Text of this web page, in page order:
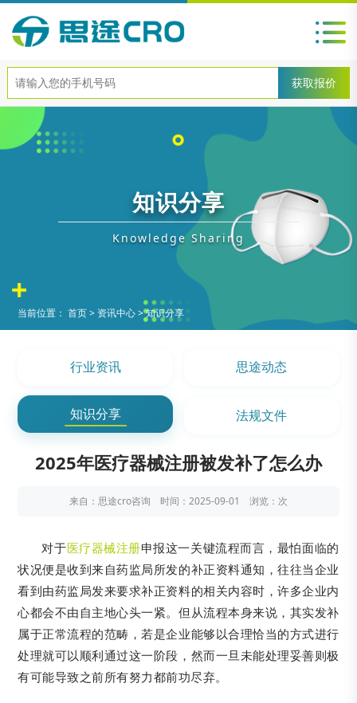
知识分享
Knowledge Sharing
当前位置：首页> 资讯中心>知识分享
行业资讯 思途动态
知识分享 法规文件
2025年医疗器械注册被发补了怎么办​
来自：思途cro咨询 时间：2025-09-01 浏览： 次
对于医疗器械注册申报这一关键流程而言，最怕面临的
状况便是收到来自药监局所发的补正资料通知，往往当企业
看到由药监局发来要求补正资料的相关内容时，许多企业内
心都会不由自主地心头一紧。但从流程本身来说，其实发补
属于正常流程的范畴，若是企业能够以合理恰当的方式进行
处理就可以顺利通过这一阶段，然而一旦未能处理妥善则极
有可能导致之前所有努力都前功尽弃。